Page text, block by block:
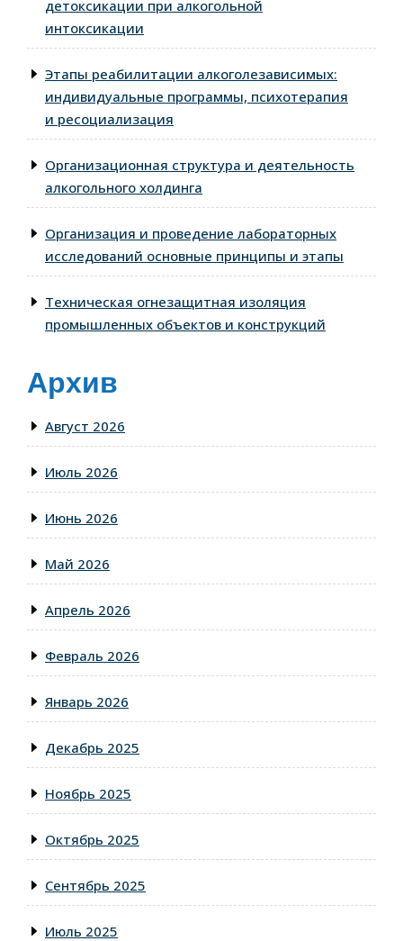
детоксикации при алкогольной
интоксикации
Этапы реабилитации алкоголезависимых:
индивидуальные программы, психотерапия
и ресоциализация
Организационная структура и деятельность
алкогольного холдинга
Организация и проведение лабораторных
исследований основные принципы и этапы
Техническая огнезащитная изоляция
промышленных объектов и конструкций
Архив
Август 2026
Июль 2026
Июнь 2026
Май 2026
Апрель 2026
Февраль 2026
Январь 2026
Декабрь 2025
Ноябрь 2025
Октябрь 2025
Сентябрь 2025
Июль 2025